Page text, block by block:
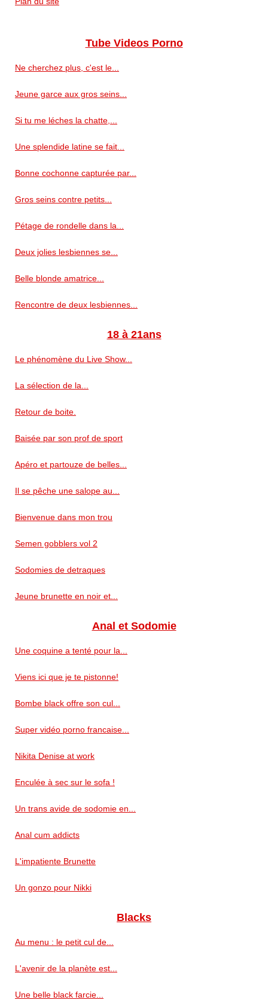
Tube Videos Porno
Ne cherchez plus, c'est le...
Jeune garce aux gros seins...
Si tu me léches la chatte,...
Une splendide latine se fait...
Bonne cochonne capturée par...
Gros seins contre petits...
Pétage de rondelle dans la...
Deux jolies lesbiennes se...
Belle blonde amatrice...
Rencontre de deux lesbiennes...
18 à 21ans
Le phénomène du Live Show...
La sélection de la...
Retour de boite.
Baisée par son prof de sport
Apéro et partouze de belles...
Il se pêche une salope au...
Bienvenue dans mon trou
Semen gobblers vol 2
Sodomies de detraques
Jeune brunette en noir et...
Anal et Sodomie
Une coquine a tenté pour la...
Viens ici que je te pistonne!
Bombe black offre son cul...
Super vidéo porno francaise...
Nikita Denise at work
Enculée à sec sur le sofa !
Un trans avide de sodomie en...
Anal cum addicts
L'impatiente Brunette
Un gonzo pour Nikki
Blacks
Au menu : le petit cul de...
L'avenir de la planète est...
Une belle black farcie...